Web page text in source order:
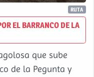
RUTA
EL BARRANCO DE LA
que sube
de la Pegunta y